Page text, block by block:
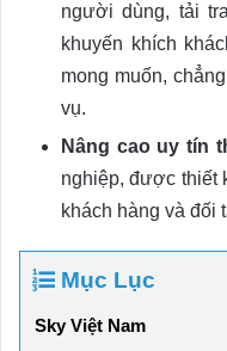
người dùng, tải
khuyến khích
mong muốn,
vụ.
Nâng cao uy tín
nghiệp, được thiết
khách hàng và đối
Mục Lục
Sky Việt Nam